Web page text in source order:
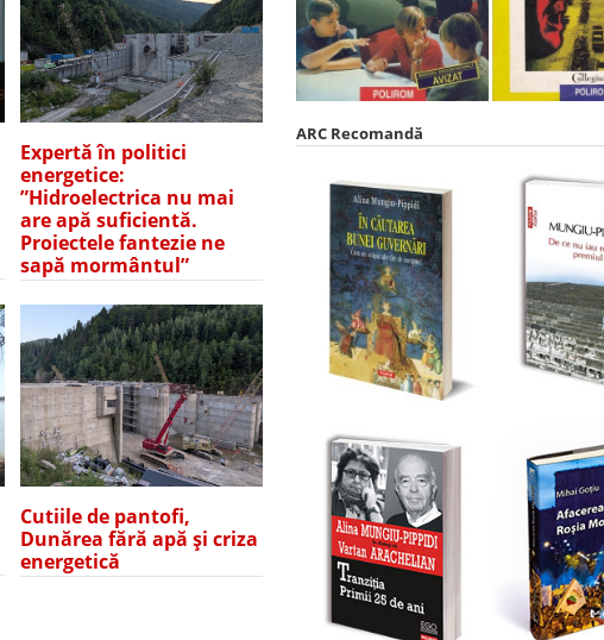
Expertă în politici
energetice:
”Hidroelectrica nu mai
are apă suficientă.
Proiectele fantezie ne
sapă mormântul”
Cutiile de pantofi,
Dunărea fără apă și criza
energetică
ARC Recomandă